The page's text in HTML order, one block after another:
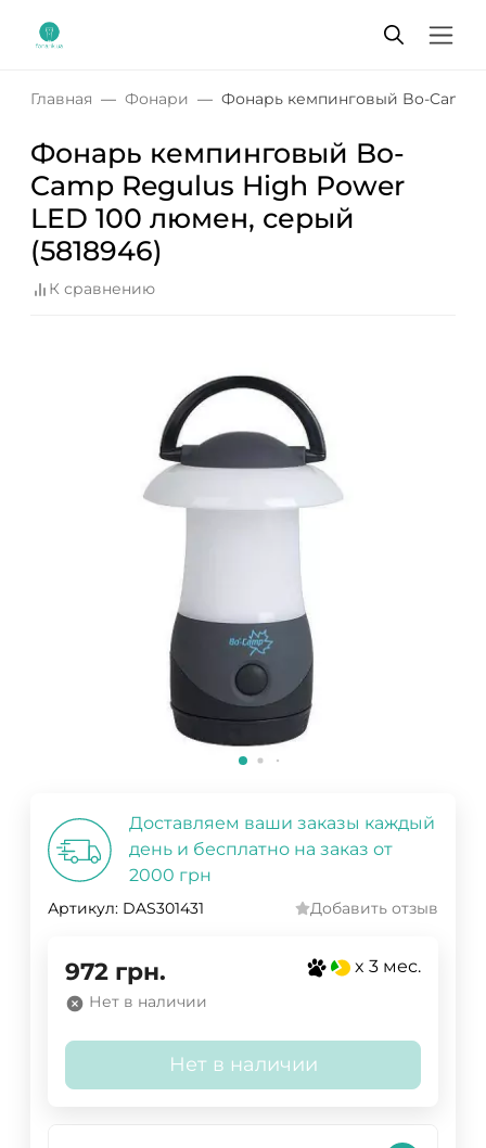
Главная Фонари Фонарь кемпинговый Bo-Camp
Фонарь кемпинговый Bo-
Camp Regulus High Power
LED 100 люмен, серый
(5818946)
К сравнению
Доставляем ваши заказы каждый
день и бесплатно на заказ от
2000 грн
Артикул: DAS301431 Добавить отзыв
972 грн. x 3 мес.
Нет в наличии
Нет в наличии